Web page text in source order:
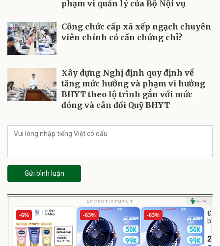
phạm vi quản lý của Bộ Nội vụ
Công chức cấp xã xếp ngạch chuyên
viên chính có cần chứng chỉ?
Xây dựng Nghị định quy định về
tăng mức hưởng và phạm vi hưởng
BHYT theo lộ trình gắn với mức
đóng và cân đối Quỹ BHYT
Gửi bình luận
ADVERTISEMENT
-6% -63% -63%
Đai
bé